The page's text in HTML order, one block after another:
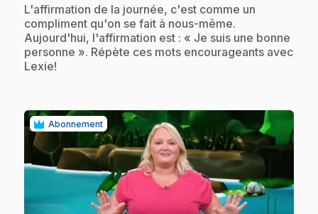
.L'affirmation de la journée, c'est comme un
compliment qu'on se fait à nous-même.
Aujourd'hui, l'affirmation est : « Je suis une bonne
personne ». Répète ces mots encourageants avec
Lexie!
Abonnement